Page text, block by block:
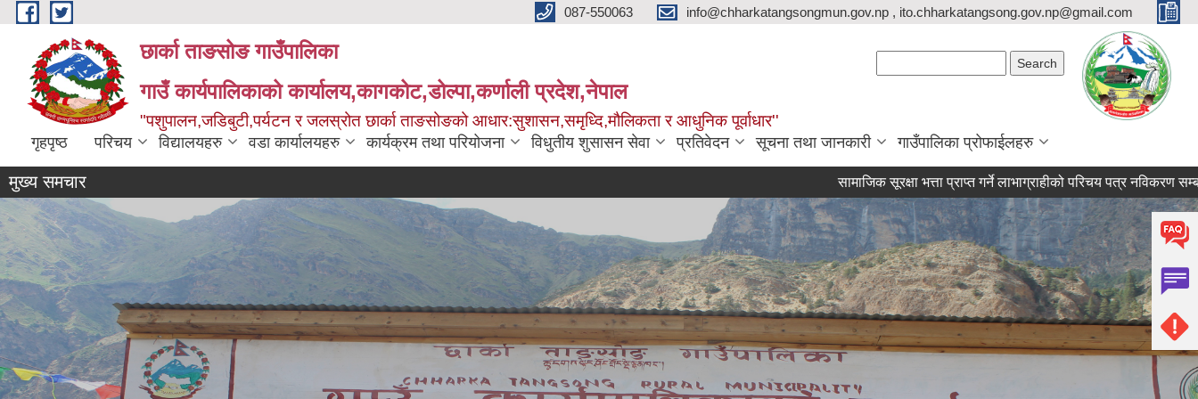
Skip to main content 087-550063 info@chharkatangsongmun.gov.np , ito.chharkatangsong.gov.np@gmail.com
छार्का ताङसोङ गाउँपालिका
गाउँ कार्यपालिकाको कार्यालय,कागकोट,डोल्पा,कर्णाली प्रदेश,नेपाल
"पशुपालन,जडिबुटी,पर्यटन र जलस्रोत छार्का ताङसोङको आधार:सुशासन,समृध्दि,मौलिकता र आधुनिक पूर्वाधार''
गृहपृष्ठ परिचय विद्यालयहरु वडा कार्यालयहरु कार्यक्रम तथा परियोजना विधुतीय शुसासन सेवा प्रतिवेदन सूचना तथा जानकारी गाउँपालिका प्रोफाईलहरु
मुख्य समचार सामाजिक सूरक्षा भत्ता प्राप्त गर्ने लाभाग्राहीको परिचय पत्र नविकरण सम्बन्धी